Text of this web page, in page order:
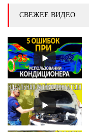
СВЕЖЕЕ ВИДЕО